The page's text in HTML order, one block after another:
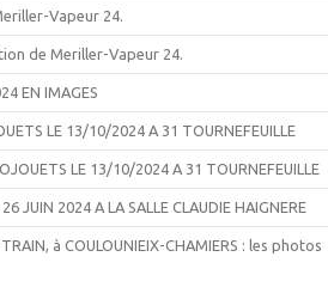
Vapeur 24.
de Meriller-Vapeur 24.
EN IMAGES
LE 13/10/2024 A 31 TOURNEFEUILLE
LE 13/10/2024 A 31 TOURNEFEUILLE
JUIN 2024 A LA SALLE CLAUDIE HAIGNERE
TRAIN, à COULOUNIEIX-CHAMIERS : les photos